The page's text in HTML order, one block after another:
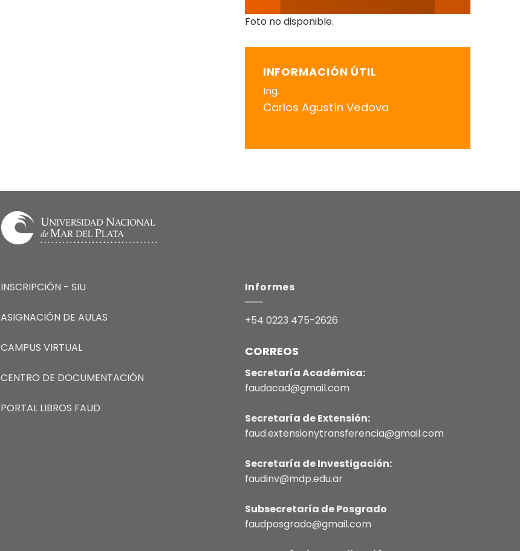
Foto no disponible.
INFORMACIÓN ÚTIL
Ing.
Carlos Agustín Vedova
INSCRIPCIÓN - SIU
ASIGNACIÓN DE AULAS
CAMPUS VIRTUAL
CENTRO DE DOCUMENTACIÓN
PORTAL LIBROS FAUD
Informes
+54 0223 475-2626
CORREOS
Secretaría Académica:
faudacad@gmail.com
Secretaría de Extensión:
faud.extensionytransferencia@gmail.com
Secretaría de Investigación:
faudinv@mdp.edu.ar
Subsecretaría de Posgrado
faudposgrado@gmail.com